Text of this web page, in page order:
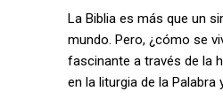
La Biblia es más que un
mundo. Pero, ¿cómo se
fascinante a través de la
en la liturgia de la